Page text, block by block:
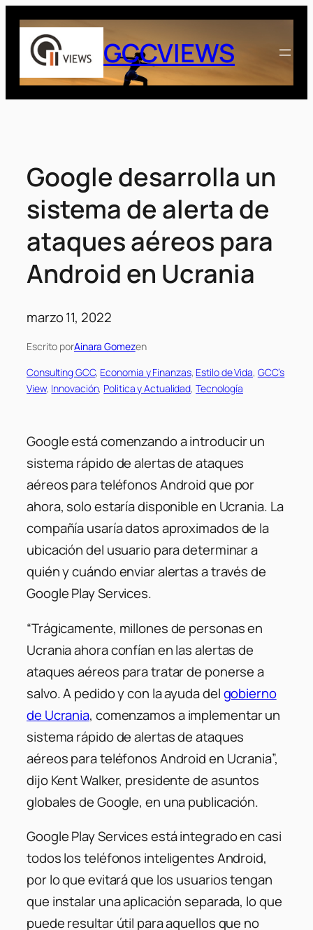
Saltar
contenido
GCCVIEWS
Google desarrolla un
sistema de alerta de
ataques aéreos para
Android en Ucrania
marzo 11, 2022
Escrito porAinara Gomezen
Consulting GCC, Economia y Finanzas, Estilo de Vida, GCC’s
View, Innovación, Politica y Actualidad, Tecnología
Google está comenzando a introducir un
sistema rápido de alertas de ataques
aéreos para teléfonos Android que por
ahora, solo estaría disponible en Ucrania. La
compañía usaría datos aproximados de la
ubicación del usuario para determinar a
quién y cuándo enviar alertas a través de
Google Play Services.
“Trágicamente, millones de personas en
Ucrania ahora confían en las alertas de
ataques aéreos para tratar de ponerse a
salvo. A pedido y con la ayuda delgobierno
de Ucrania, comenzamos a implementar un
sistema rápido de alertas de ataques
aéreos para teléfonos Android en Ucrania”,
dijo Kent Walker, presidente de asuntos
globales de Google, en una publicación.
Google Play Services está integrado en casi
todos los teléfonos inteligentes Android,
por lo que evitará que los usuarios tengan
que instalar una aplicación separada, lo que
puede resultar útil para aquellos que no